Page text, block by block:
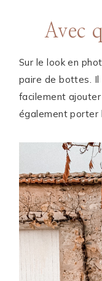
Avec
Sur le look en
paire de bottes. Il
facilement
également porter